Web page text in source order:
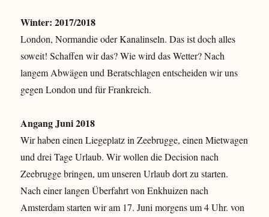
Winter: 2017/2018
London, Normandie oder Kanalinseln. Das ist doch alles
soweit! Schaffen wir das? Wie wird das Wetter? Nach
langem Abwägen und Beratschlagen entscheiden wir uns
gegen London und für Frankreich.
Angang Juni 2018
Wir haben einen Liegeplatz in Zeebrugge, einen Mietwagen
und drei Tage Urlaub. Wir wollen die Decision nach
Zeebrugge bringen, um unseren Urlaub dort zu starten.
Nach einer langen Überfahrt von Enkhuizen nach
Amsterdam starten wir am 17. Juni morgens um 4 Uhr. von